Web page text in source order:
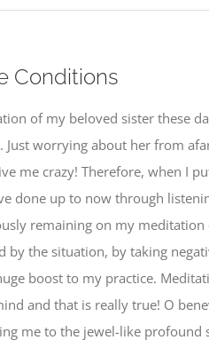
Conditions
of my beloved sister these
Just worrying about her from
me crazy! Therefore, when I
done up to now through
remaining on my
by the situation, by taking
boost to my practice.
and that is really true! O
me to the jewel-like profound